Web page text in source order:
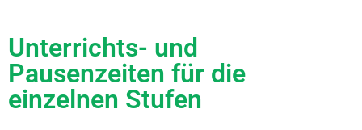
Unterrichts- und
Pausenzeiten für die
einzelnen Stufen